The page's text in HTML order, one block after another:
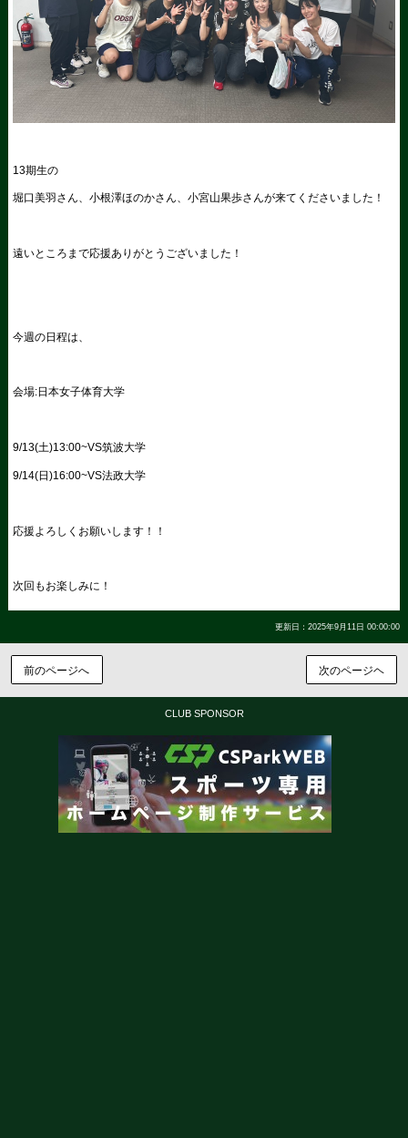
13期生の
堀口美羽さん、小根澤ほのかさん、小宮山果歩さんが来てくださいました！
遠いところまで応援ありがとうございました！
今週の日程は、
会場:日本女子体育大学
9/13(土)13:00~VS筑波大学
9/14(日)16:00~VS法政大学
応援よろしくお願いします！！
次回もお楽しみに！
更新日：2025年9月11日 00:00:00
前のページへ 次のページヘ
CLUB SPONSOR